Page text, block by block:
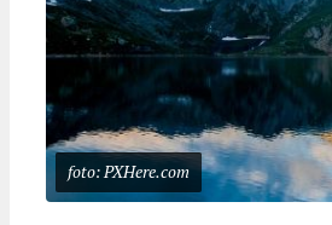
foto: PXHere.com